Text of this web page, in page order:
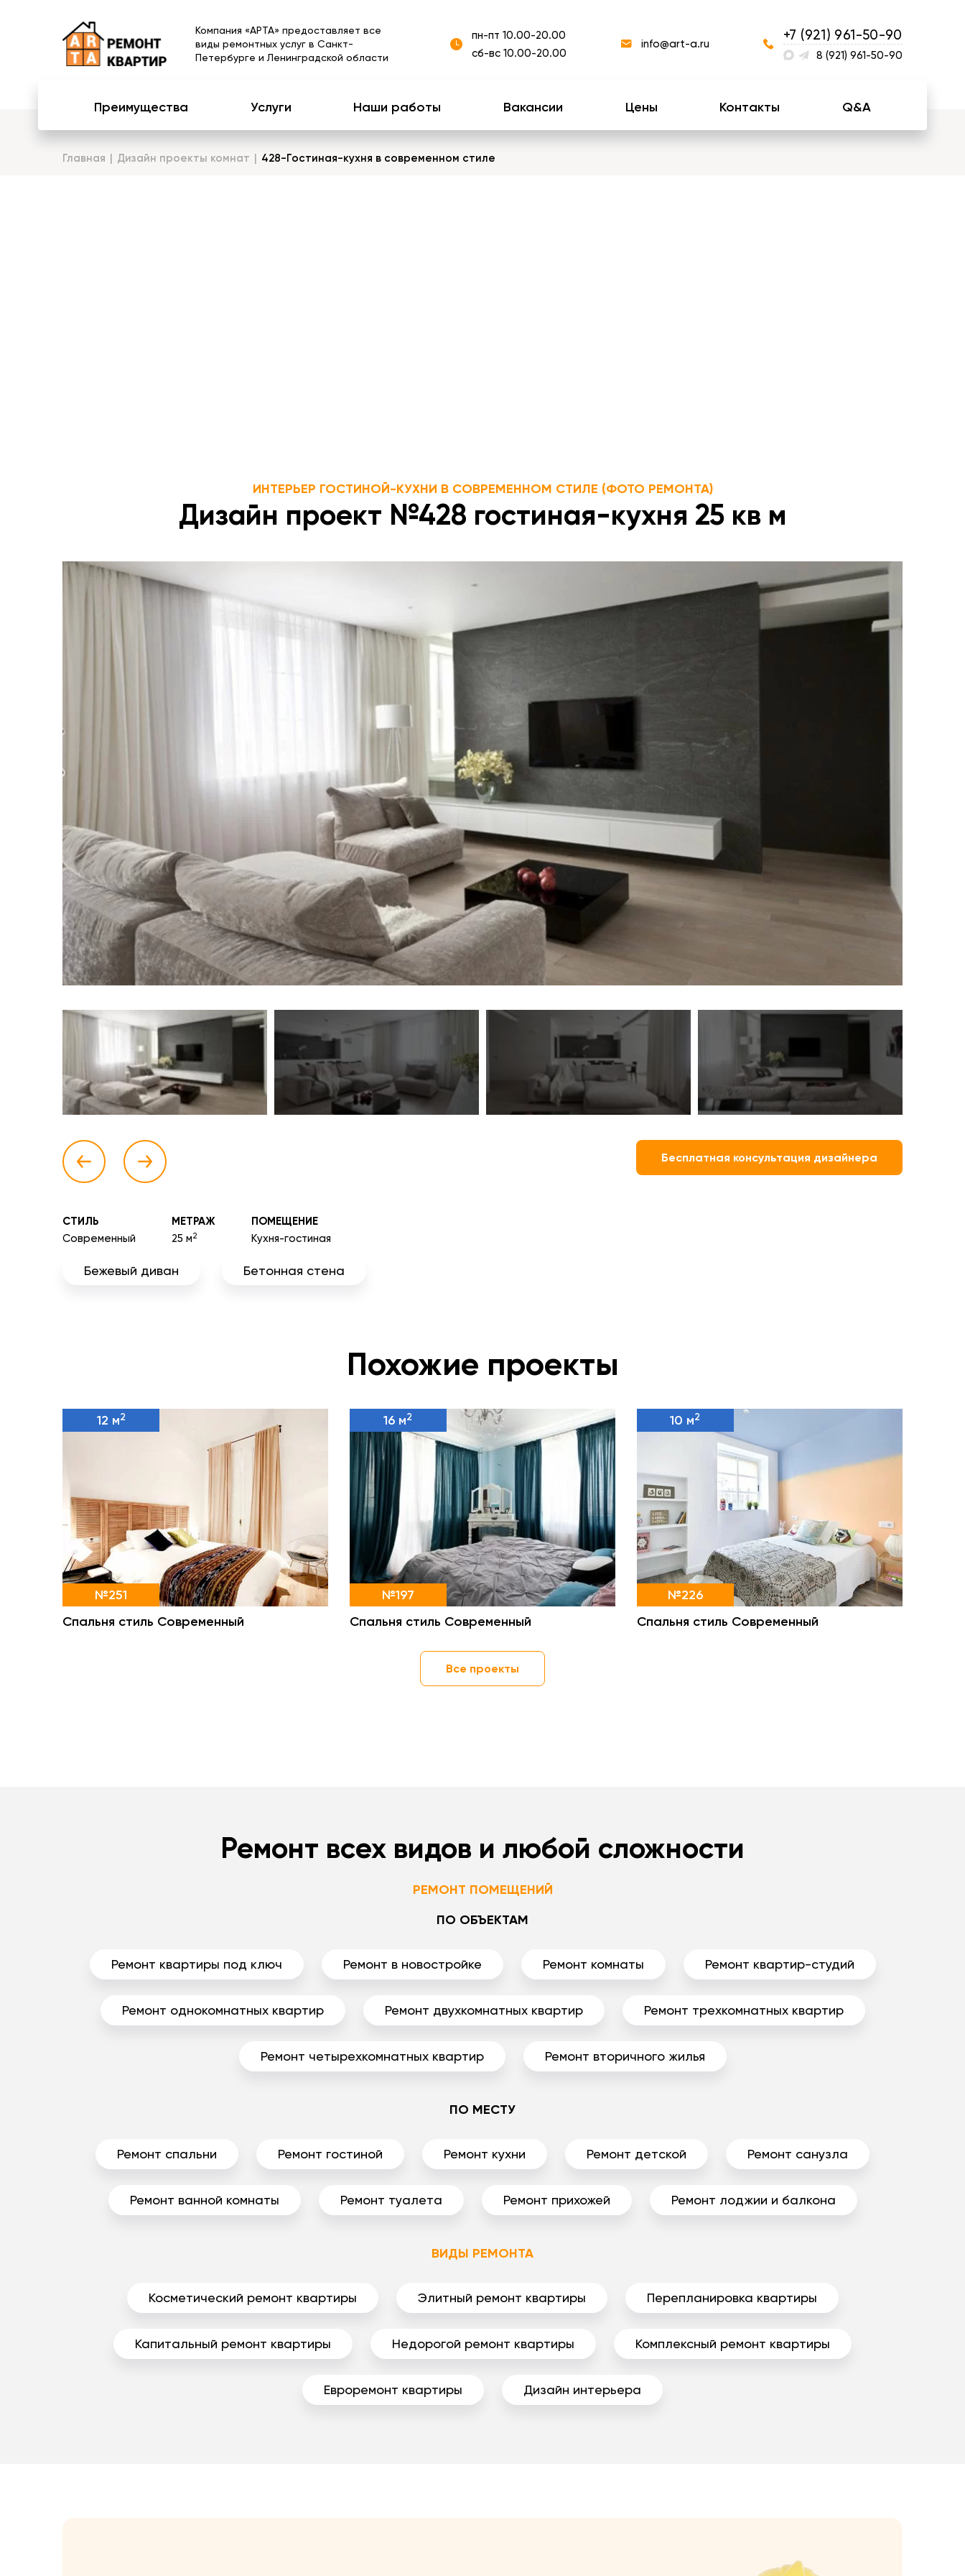
Компания «АРТА» предоставляет все
виды ремонтных услуг в Санкт-
Петербурге и Ленинградской области
пн-пт 10.00-20.00
сб-вс 10.00-20.00
info@art-a.ru
+7 (921) 961-50-90
8 (921) 961-50-90
Преимущества Услуги Наши работы Вакансии Цены Контакты Q&A
Главная Дизайн проекты комнат 428-Гостиная-кухня в современном стиле
ИНТЕРЬЕР ГОСТИНОЙ-КУХНИ В СОВРЕМЕННОМ СТИЛЕ (ФОТО РЕМОНТА)
Дизайн проект №428 гостиная-кухня 25 кв м
Бесплатная консультация дизайнера
СТИЛЬ
Современный
МЕТРАЖ
25 м2
ПОМЕЩЕНИЕ
Кухня-гостиная
Бежевый диван Бетонная стена
Похожие проекты
12 м2
№251
Спальня стиль Современный
16 м2
№197
Спальня стиль Современный
10 м2
№226
Спальня стиль Современный
Все проекты
Ремонт всех видов и любой сложности
РЕМОНТ ПОМЕЩЕНИЙ
ПО ОБЪЕКТАМ
Ремонт квартиры под ключ Ремонт в новостройке Ремонт комнаты Ремонт квартир-студий
Ремонт однокомнатных квартир Ремонт двухкомнатных квартир Ремонт трехкомнатных квартир
Ремонт четырехкомнатных квартир Ремонт вторичного жилья
ПО МЕСТУ
Ремонт спальни Ремонт гостиной Ремонт кухни Ремонт детской Ремонт санузла
Ремонт ванной комнаты Ремонт туалета Ремонт прихожей Ремонт лоджии и балкона
ВИДЫ РЕМОНТА
Косметический ремонт квартиры Элитный ремонт квартиры Перепланировка квартиры
Капитальный ремонт квартиры Недорогой ремонт квартиры Комплексный ремонт квартиры
Евроремонт квартиры Дизайн интерьера